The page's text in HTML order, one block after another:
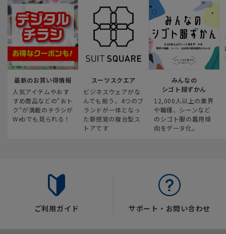
最新のお買い得情報
人気アイテムやおす
すめ商品などの“おト
ク“が満載のチラシが
Webでも見られる！
スーツスクエア
ビジネスウェアがな
んでも揃う、4つのブ
ランドが一体となっ
た新感覚の複合型ス
トアです
みんなの
シゴト服ずかん
12,000人以上の業界
や職種、シーンなど
のシゴト服の着用傾
向をデータ化。
ご利用ガイド サポート・お問い合わせ